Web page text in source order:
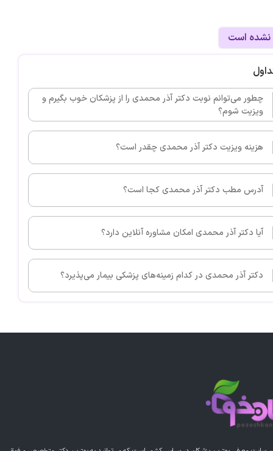
نشده است
چطور می‌توانم نوبت دكتر آذر محمدی را از پزشکان خوب بگیرم و
ویزیت شوم؟
هزینه ویزیت دكتر آذر محمدی چقدر است؟
آدرس مطب دكتر آذر محمدی کجا است؟
آیا دكتر آذر محمدی امکان مشاوره آنلاین دارد؟
دكتر آذر محمدی در کدام زمینه‌های پزشکی بیمار می‌پذیرد؟